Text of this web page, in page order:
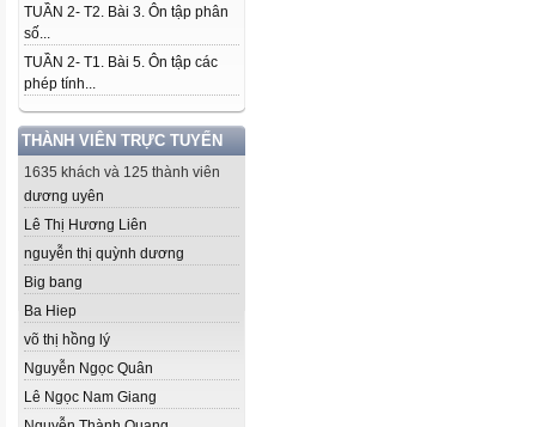
TUẦN 2- T2. Bài 3. Ôn tập phân
số...
TUẦN 2- T1. Bài 5. Ôn tập các
phép tính...
THÀNH VIÊN TRỰC TUYẾN
1635 khách và 125 thành viên
dương uyên
Lê Thị Hương Liên
nguyễn thị quỳnh dương
Big bang
Ba Hiep
võ thị hồng lý
Nguyễn Ngọc Quân
Lê Ngọc Nam Giang